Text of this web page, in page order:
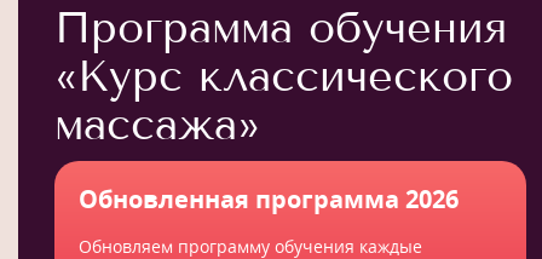
Программа обучения
«Курс классического
массажа»
Обновленная программа 2026
Обновляем программу обучения каждые